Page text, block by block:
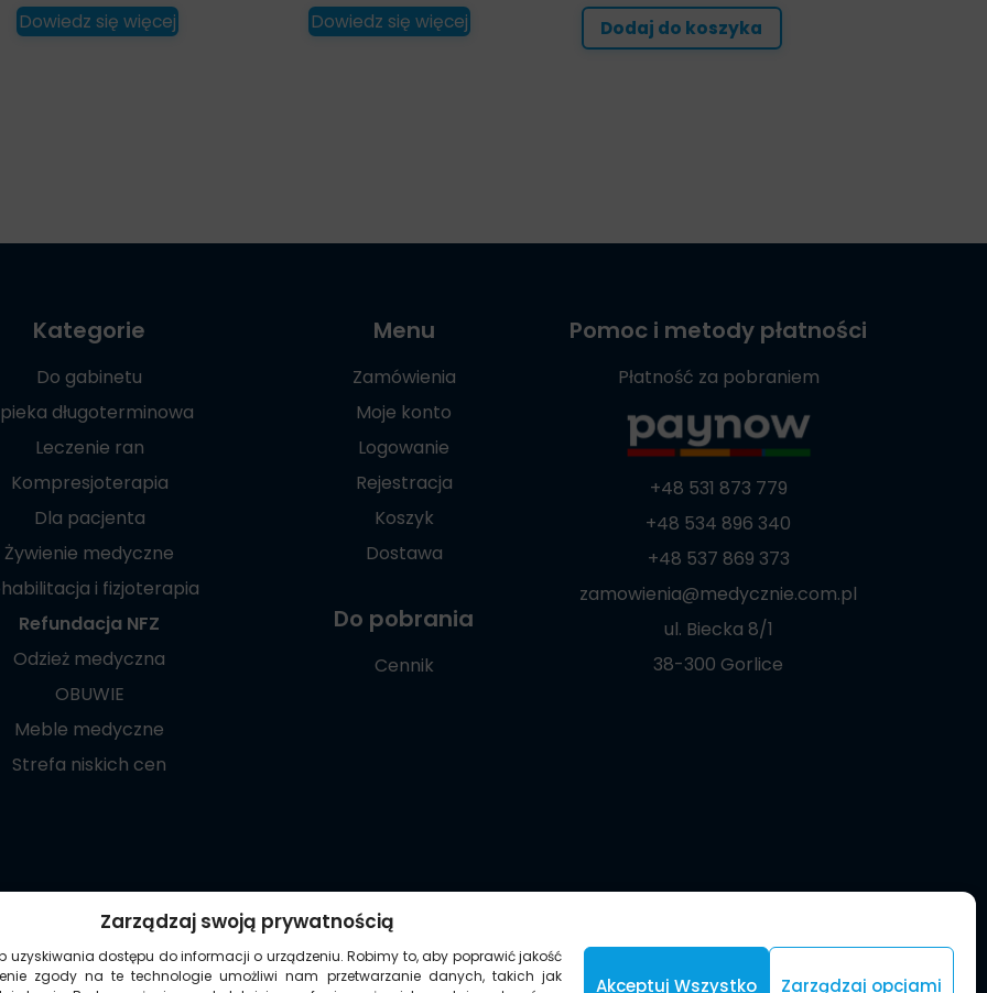
Zarządzaj swoją prywatnością
dostępu do informacji o urządzeniu. Robimy to, aby poprawić jakość
zgody na te technologie umożliwi nam przetwarzanie danych, takich jak
Akceptuj Wszystko Zarządzaj opcjami
Dowiedz się więcej Dowiedz się więcej Dodaj do koszyka
Kategorie
Do gabinetu
długoterminowa
Leczenie ran
Kompresjoterapia
Dla pacjenta
Żywienie medyczne
i fizjoterapia
Refundacja NFZ
Odzież medyczna
OBUWIE
Meble medyczne
Strefa niskich cen
Menu
Zamówienia
Moje konto
Logowanie
Rejestracja
Koszyk
Dostawa
Do pobrania
Cennik
Pomoc i metody płatności
Płatność za pobraniem
+48 531 873 779
+48 534 896 340
+48 537 869 373
zamowienia@medycznie.com.pl
ul. Biecka 8/1
38-300 Gorlice
Poznaj naszą
aplikację mobilną: